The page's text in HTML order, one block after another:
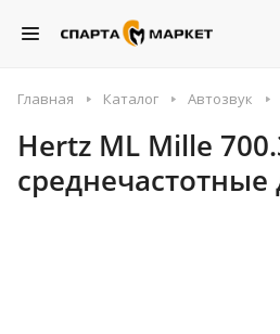
Главная Каталог Автозвук
Hertz ML Mille